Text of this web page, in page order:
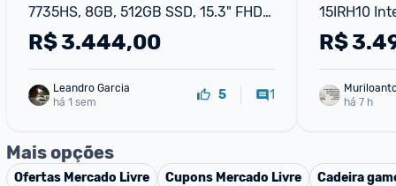
7735HS, 8GB, 512GB SSD, 15.3" FHD,
Linux,
R$3.444,00
Leandro Garcia
há 1 sem
5 1
15IRH10
512GB SSD
R$
sa
há 7 h
Mais opções
Ofertas Mercado Livre Cupons Mercado Livre Cadeira